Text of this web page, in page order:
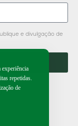
e divulgação de
experiência
repetidas.
de